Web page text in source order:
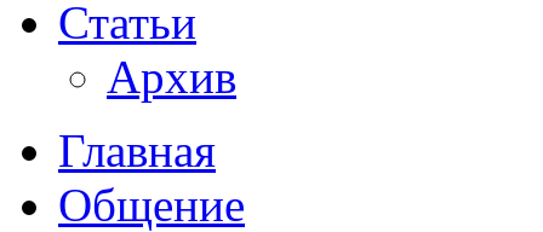
Статьи
Архив
Главная
Общение